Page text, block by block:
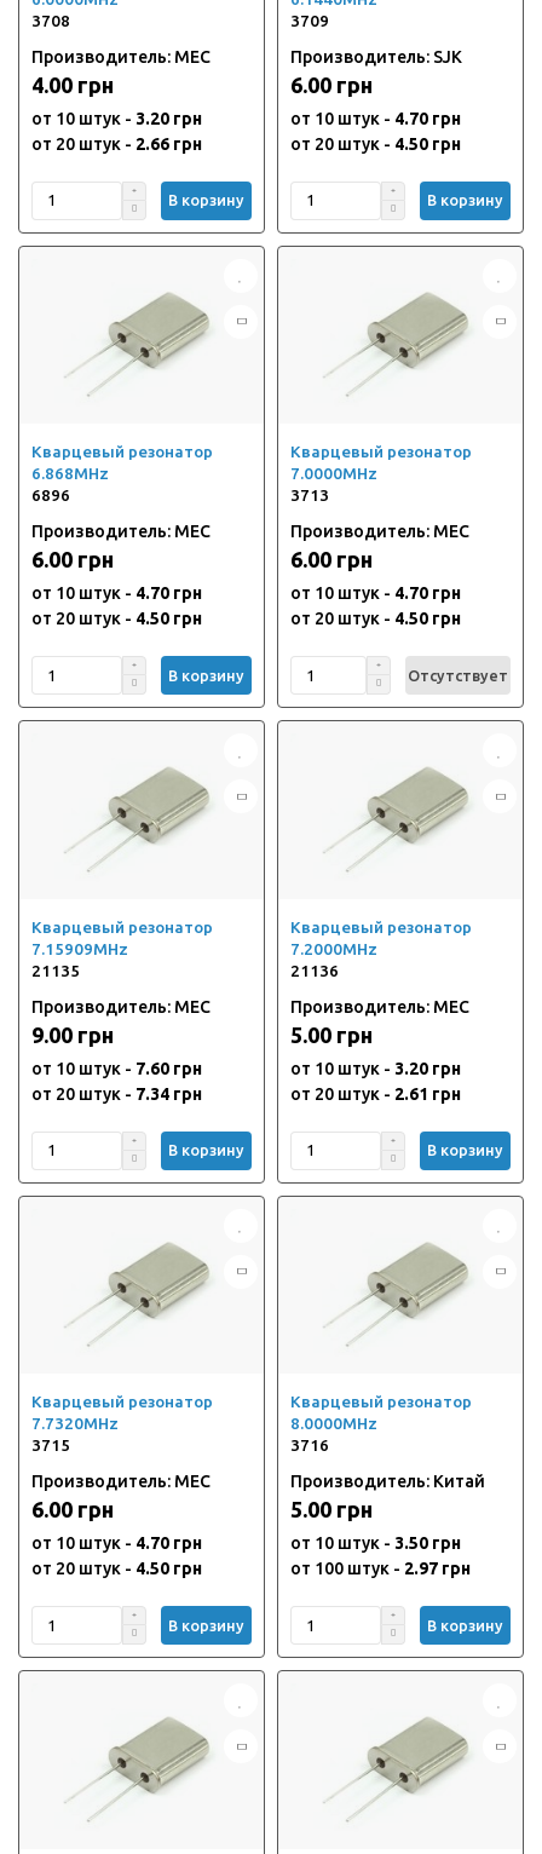
3708
Производитель: MEC
4.00 грн
от 10 штук - 3.20 грн
от 20 штук - 2.66 грн
В корзину
3709
Производитель: SJK
6.00 грн
от 10 штук - 4.70 грн
от 20 штук - 4.50 грн
В корзину
Кварцевый резонатор
6.868MHz
6896
Производитель: MEC
6.00 грн
от 10 штук - 4.70 грн
от 20 штук - 4.50 грн
В корзину
Кварцевый резонатор
7.0000MHz
3713
Производитель: MEC
6.00 грн
от 10 штук - 4.70 грн
от 20 штук - 4.50 грн
Отсутствует
Кварцевый резонатор
7.15909MHz
21135
Производитель: MEC
9.00 грн
от 10 штук - 7.60 грн
от 20 штук - 7.34 грн
В корзину
Кварцевый резонатор
7.2000MHz
21136
Производитель: MEC
5.00 грн
от 10 штук - 3.20 грн
от 20 штук - 2.61 грн
В корзину
Кварцевый резонатор
7.7320MHz
3715
Производитель: MEC
6.00 грн
от 10 штук - 4.70 грн
от 20 штук - 4.50 грн
В корзину
Кварцевый резонатор
8.0000MHz
3716
Производитель: Китай
5.00 грн
от 10 штук - 3.50 грн
от 100 штук - 2.97 грн
В корзину